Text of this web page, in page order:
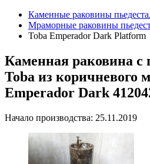
Каменные раковины
Мраморные раковины
Toba Emperador Dark Platform
Каменная раковина с
Toba из коричневого
Emperador Dark
Начало производства: 25.11.2019